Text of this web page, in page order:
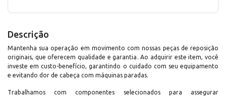
Descrição
Mantenha sua operação em movimento com nossas peças de reposição
originais, que oferecem qualidade e garantia. Ao adquirir este item, você
investe em custo-benefício, garantindo o cuidado com seu equipamento
e evitando dor de cabeça com máquinas paradas.
Trabalhamos com componentes selecionados para assegurar